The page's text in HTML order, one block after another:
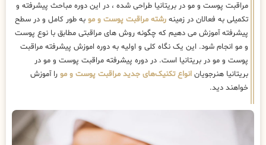
مراقبت پوست و مو در بریتانیا طراحی شده ، در این دوره مباحث پیشرفته و
تکمیلی به فعالان در زمینه رشته مراقبت پوست و مو به طور کامل و در سطح
پیشرفته آموزش می دهیم که چگونه روش های مراقبتی مطابق با نوع پوست
و مو انجام شود. این یک نگاه کلی و اولیه به دوره اموزش پیشرفته مراقبت
پوست و مو در بریتانیا است. در دوره پیشرفته مراقبت پوست و مو در
بریتانیا هنرجویان انواع تکنیک‌های جدید مراقبت پوست و مو را آموزش
خواهند دید.